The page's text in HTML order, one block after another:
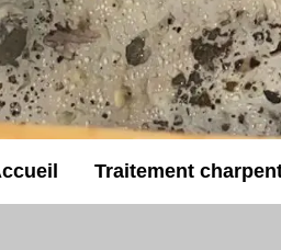
Traitement